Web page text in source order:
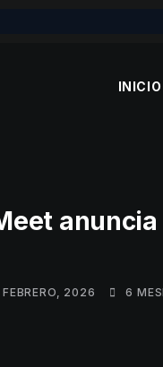
INICIO
FEBRERO, 2026 6